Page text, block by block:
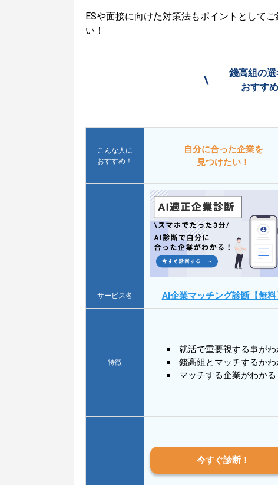
ESや面接に向けた対策法もポイントとして
い！
\
錢高組の選
おすす
こんな人に
おすすめ！
自分に合った企業を
見つけたい！
サービス名 AI企業マッチング診断【無料
特徴
就活で重要視する事がわ
錢高組とマッチするかわ
マッチする企業がわかる
今すぐ診断！